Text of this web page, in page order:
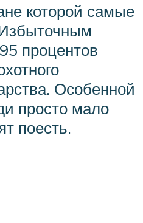
которой самые
процентов
Особенной
просто мало
поесть.